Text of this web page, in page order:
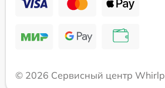
© 2026 Сервисный центр